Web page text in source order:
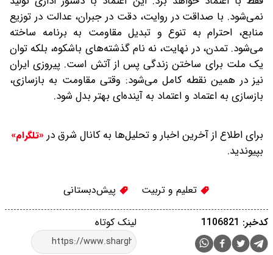
نمی‌شود. با صداقت در روایت، دقت در جبران، عدالت در توزیع
منابع، احترام به تنوع و تبدیل مقاومت به برنامه ساخته
می‌شود. تمدن، در نهایت، نه نام گذشته‌های باشکوه، بلکه توان
یک ملت برای ساختن زندگی پس از آتش است. پیروزی ایران
نیز در همین نقطه کامل می‌شود: وقتی مقاومت به بازسازی،
بازسازی به اعتماد و اعتماد به آینده‌ای بهتر ‌‌بدل شود.
برای اطلاع از آخرین اخبار و تحلیل‌ها به کانال شرق در «تلگرام»
بپیوندید.
تعلیم و تربیت پیش‌دبستانی
لینک کوتاه کدخبر: 1106821